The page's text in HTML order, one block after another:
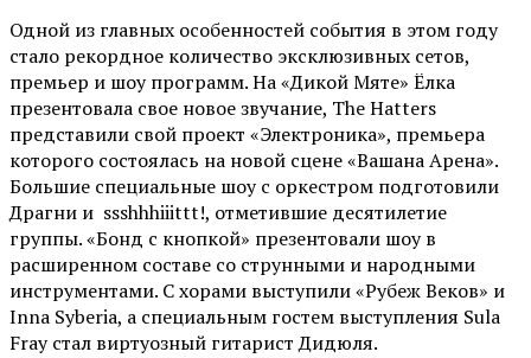
Одной из главных особенностей события в этом году
стало рекордное количество эксклюзивных сетов,
премьер и шоу программ. На «Дикой Мяте» Ёлка
презентовала свое новое звучание, The Hatters
представили свой проект «Электроника», премьера
которого состоялась на новой сцене «Вашана Арена».
Большие специальные шоу с оркестром подготовили
Драгни и ssshhhiiittt!, отметившие десятилетие
группы. «Бонд с кнопкой» презентовали шоу в
расширенном составе со струнными и народными
инструментами. С хорами выступили «Рубеж Веков» и
Inna Syberia, а специальным гостем выступления Sula
Fray стал виртуозный гитарист Дидюля.